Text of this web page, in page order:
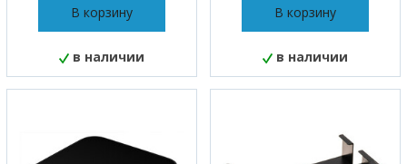
В корзину
в наличии
В корзину
в наличии